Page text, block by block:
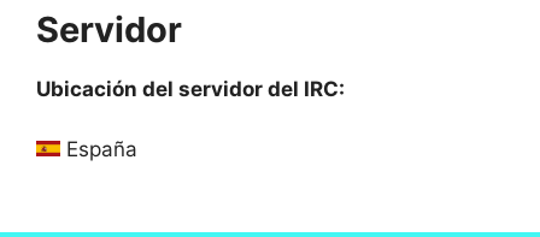
Servidor
Ubicación del servidor del IRC:
España